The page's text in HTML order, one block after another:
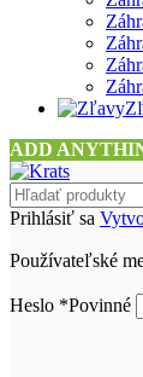
ADD
Prihlásiť sa
Používateľské
Heslo *Povinné